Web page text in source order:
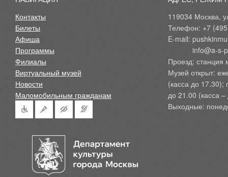
Контакты
Билеты
Афиша
Программы
Филиалы
Виртуальный музей
Новости
Маломобильным гражданам
119034 Москва,
Телефон: +7
E-mail:
Проезд: станция
Музей открыт:
(касса до 17.30);
до 21.00 (касса
Выходные: